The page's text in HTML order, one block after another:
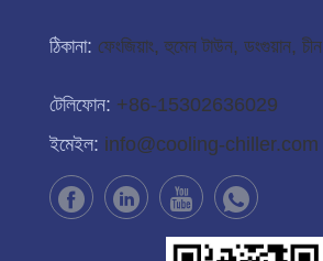
ঠিকানা: ফেংজিয়াং, হুমেন টাউন, ডংগুয়ান, চীন
টেলিফোন: +86-15302636029
ইমেইল: info@cooling-chiller.com